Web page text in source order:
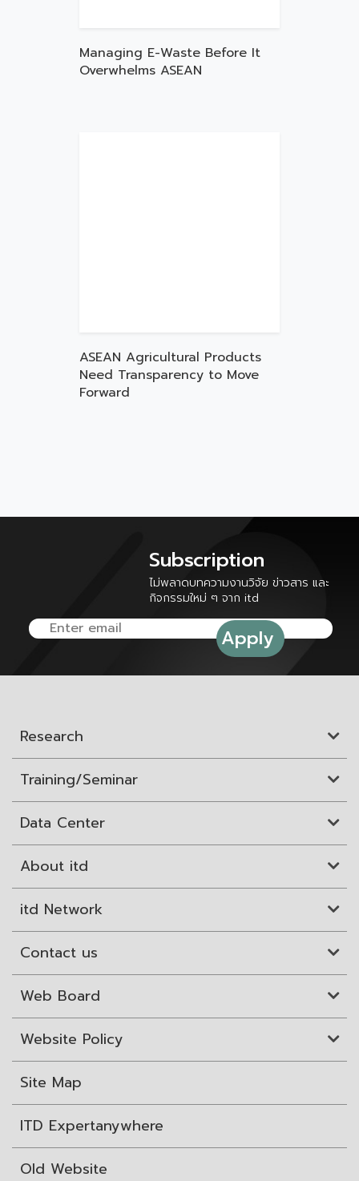
Managing E-Waste Before It
Overwhelms ASEAN
ASEAN Agricultural Products
Need Transparency to Move
Forward
Subscription
ไม่พลาดบทความงานวิจัย ข่าวสาร และ
กิจกรรมใหม่ ๆ จาก itd
Research
Training/Seminar
Data Center
About itd
itd Network
Contact us
Web Board
Website Policy
Site Map
ITD Expertanywhere
Old Website